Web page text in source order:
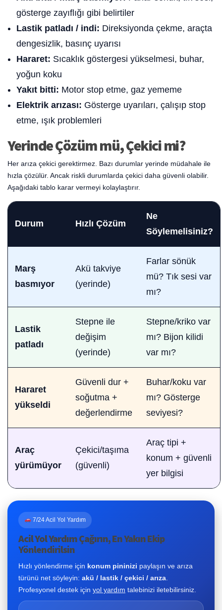
gösterge zayıflığı gibi belirtiler
Lastik patladı / indi: Direksiyonda çekme, araçta
dengesizlik, basınç uyarısı
Hararet: Sıcaklık göstergesi yükselmesi, buhar,
yoğun koku
Yakıt bitti: Motor stop etme, gaz yememe
Elektrik arızası: Gösterge uyarıları, çalışıp stop
etme, ışık problemleri
Yerinde Çözüm mü, Çekici mi?
Her arıza çekici gerektirmez. Bazı durumlar yerinde müdahale ile
hızla çözülür. Ancak riskli durumlarda çekici daha güvenli olabilir.
Aşağıdaki tablo karar vermeyi kolaylaştırır.
Durum Hızlı Çözüm
Ne
Söylemelisiniz?
Marş
basmıyor
Akü takviye
(yerinde)
Farlar sönük
mü? Tık sesi var
mı?
Lastik
patladı
Stepne ile
değişim
(yerinde)
Stepne/kriko var
mı? Bijon kilidi
var mı?
Hararet
yükseldi
Güvenli dur +
soğutma +
değerlendirme
Buhar/koku var
mı? Gösterge
seviyesi?
Araç
yürümüyor
Çekici/taşıma
(güvenli)
Araç tipi +
konum + güvenli
yer bilgisi
7/24 Acil Yol Yardım
Acil Yol Yardım Çağırın, En Yakın Ekip
Yönlendirilsin
Hızlı yönlendirme için konum pininizi paylaşın ve arıza
türünü net söyleyin: akü / lastik / çekici / arıza
Profesyonel destek için yol yardım talebinizi iletebilirsiniz.